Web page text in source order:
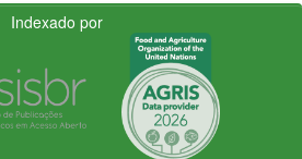
Indexado por